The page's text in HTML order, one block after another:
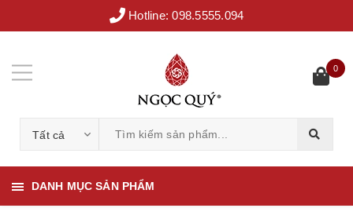
Hotline:098.5555.094
Tất cả
0
DANH MỤC SẢN PHẨM